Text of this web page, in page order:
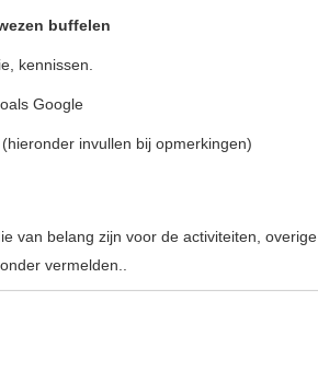
buffelen
kennissen.
Google
invullen bij opmerkingen)
van belang zijn voor de activiteiten, overige
vermelden..